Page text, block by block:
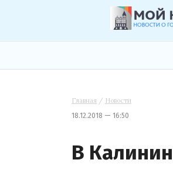
Главная / Новости
18.12.2018 — 16:50
В